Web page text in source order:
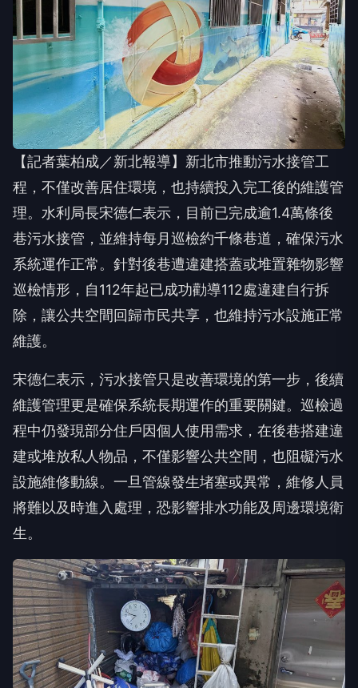
【記者葉柏成／新北報導】新北市推動污水接管工
程，不僅改善居住環境，也持續投入完工後的維護管
理。水利局長宋德仁表示，目前已完成逾1.4萬條後
巷污水接管，並維持每月巡檢約千條巷道，確保污水
系統運作正常。針對後巷遭違建搭蓋或堆置雜物影響
巡檢情形，自112年起已成功勸導112處違建自行拆
除，讓公共空間回歸市民共享，也維持污水設施正常
維護。
宋德仁表示，污水接管只是改善環境的第一步，後續
維護管理更是確保系統長期運作的重要關鍵。巡檢過
程中仍發現部分住戶因個人使用需求，在後巷搭建違
建或堆放私人物品，不僅影響公共空間，也阻礙污水
設施維修動線。一旦管線發生堵塞或異常，維修人員
將難以及時進入處理，恐影響排水功能及周邊環境衛
生。